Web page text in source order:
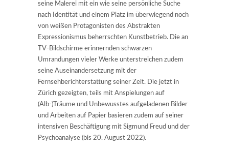
seine Malerei mit ein wie seine persönliche Suche
nach Identität und einem Platz im überwiegend noch
von weißen Protagonisten des Abstrakten
Expressionismus beherrschten Kunstbetrieb. Die an
TV-Bildschirme erinnernden schwarzen
Umrandungen vieler Werke unterstreichen zudem
seine Auseinandersetzung mit der
Fernsehberichterstattung seiner Zeit. Die jetzt in
Zürich gezeigten, teils mit Anspielungen auf
(Alb-)Träume und Unbewusstes aufgeladenen Bilder
und Arbeiten auf Papier basieren zudem auf seiner
intensiven Beschäftigung mit Sigmund Freud und der
Psychoanalyse (bis 20. August 2022).